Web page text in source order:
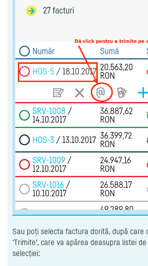
Sau poți selecta factura dorită, după care
‘Trimite’, care va apărea deasupra listei
selecției: